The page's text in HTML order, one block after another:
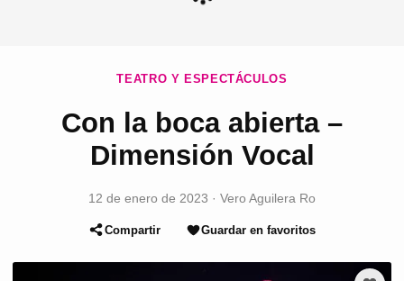
TEATRO Y ESPECTÁCULOS
Con la boca abierta –
Dimensión Vocal
12 de enero de 2023 · Vero Aguilera Ro
Compartir Guardar en favoritos